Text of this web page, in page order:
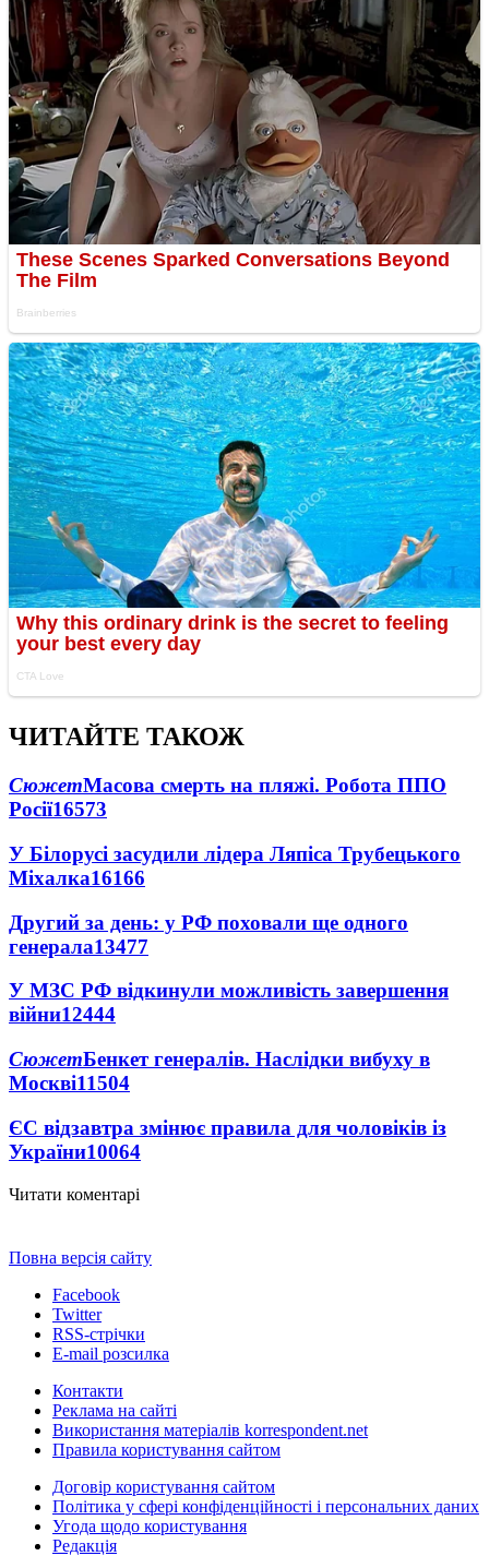
ЧИТАЙТЕ ТАКОЖ
СюжетМасова смерть на пляжі. Робота ППО
Росії16573
У Білорусі засудили лідера Ляпіса Трубецького
Міхалка16166
Другий за день: у РФ поховали ще одного
генерала13477
У МЗС РФ відкинули можливість завершення
війни12444
СюжетБенкет генералів. Наслідки вибуху в
Москві11504
ЄС відзавтра змінює правила для чоловіків із
України10064
Читати коментарі
Повна версія сайту
Facebook
Twitter
RSS-стрічки
E-mail розсилка
Контакти
Реклама на сайті
Використання матеріалів korrespondent.net
Правила користування сайтом
Договір користування сайтом
Політика у сфері конфіденційності і персональних даних
Угода щодо користування
Редакція